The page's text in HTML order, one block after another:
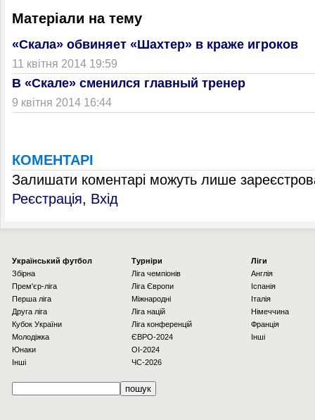
Матеріали на тему
«Скала» обвиняет «Шахтер» в краже игроков
11 квітня 2014 19:59
В «Скале» сменился главный тренер
9 квітня 2014 16:44
КОМЕНТАРІ
Залишати коментарі можуть лише
Реєстрація, Вхід
Українcький футбол
Збірна
Прем'єр-ліга
Перша ліга
Друга ліга
Кубок України
Молодіжка
Юнаки
Інші
Турніри
Ліга чемпіонів
Ліга Європи
Міжнародні
Ліга націй
Ліга конференцій
ЄВРО-2024
OI-2024
ЧС-2026
Ліги
Англія
Іспанія
Італія
Німеччина
Франція
Інші